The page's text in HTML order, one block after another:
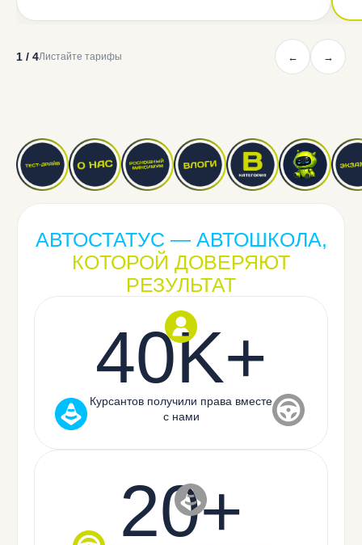
1 / 4Листайте тарифы ← →
АВТОСТАТУС — АВТОШКОЛА,
КОТОРОЙ ДОВЕРЯЮТ
РЕЗУЛЬТАТ
40K+
Курсантов получили права вместе
с нами
20+